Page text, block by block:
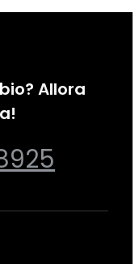
Allora